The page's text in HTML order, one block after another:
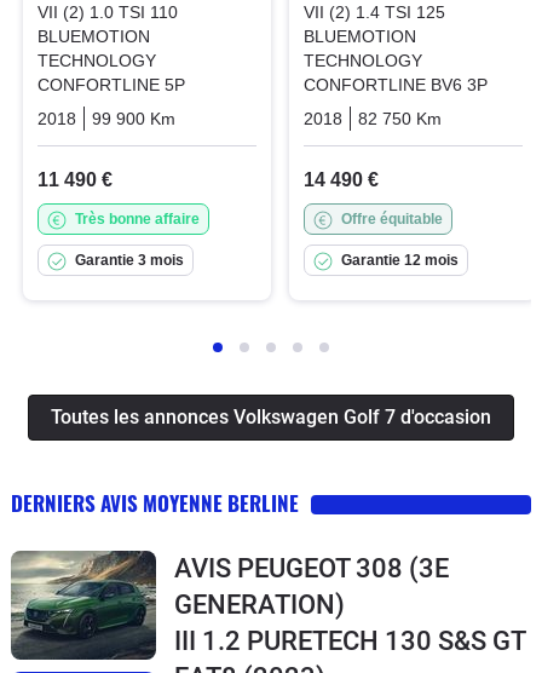
VII (2) 1.0 TSI 110
BLUEMOTION
TECHNOLOGY
CONFORTLINE 5P
2018
99 900 Km Essence
11 490 €
Très bonne affaire
Garantie 3 mois
VII (2) 1.4 TSI 125
BLUEMOTION
TECHNOLOGY
CONFORTLINE BV6 3P
2018
82 750 Km
14 490 €
Offre équitable
Garantie 12 mois
Toutes les annonces Volkswagen Golf 7 d'occasion
DERNIERS AVIS MOYENNE BERLINE
AVIS PEUGEOT 308 (3E
GENERATION)
III 1.2 PURETECH 130 S&S GT